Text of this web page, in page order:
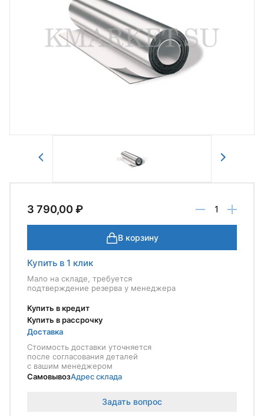
3 790,00 ₽
В корзину
Купить в 1 клик
Мало на складе, требуется
подтверждение резерва у менеджера
Купить в кредит
Купить в рассрочку
Доставка
Стоимость доставки уточняется
после согласования деталей
с вашим менеджером
СамовывозАдрес склада
Задать вопрос
Комментарий
Для оформления заказа необходимо
войти в личный кабинет.
Авторизоваться